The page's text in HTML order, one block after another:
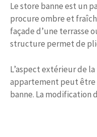
Le store banne est un
procure ombre et
façade d’une terrasse
structure permet de
L’aspect extérieur de
appartement peut être
banne. La modification